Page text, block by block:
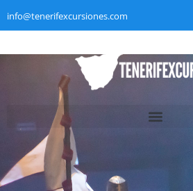
info@tenerifexcursiones.com